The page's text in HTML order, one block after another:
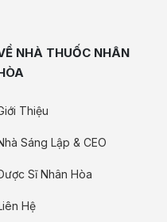
NHÀ THUỐC NHÂN
Thiệu
Sáng Lập & CEO
Sĩ Nhân Hòa
Hệ